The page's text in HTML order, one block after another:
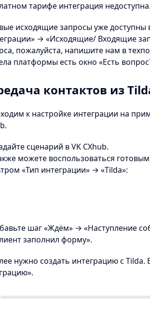
тарифе интеграция недоступна.
исходящие запросы уже
→ «Исходящие/ Входящие
пожалуйста, напишите нам в
платформы есть окно «Есть
контактов из
к настройке интеграции на
сценарий в VK CXhub.
можете воспользоваться
«Тип интеграции» → «Tilda»:
шаг «Ждём» → «Наступление
заполнил форму».
нужно создать интеграцию с